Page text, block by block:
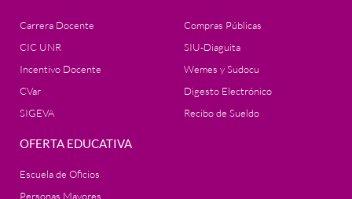
Carrera Docente
CIC UNR
Incentivo Docente
CVar
SIGEVA
Compras Públicas
SIU-Diaguita
Wemes y Sudocu
Digesto Electrónico
Recibo de Sueldo
OFERTA EDUCATIVA
Escuela de Oficios
Personas Mayores